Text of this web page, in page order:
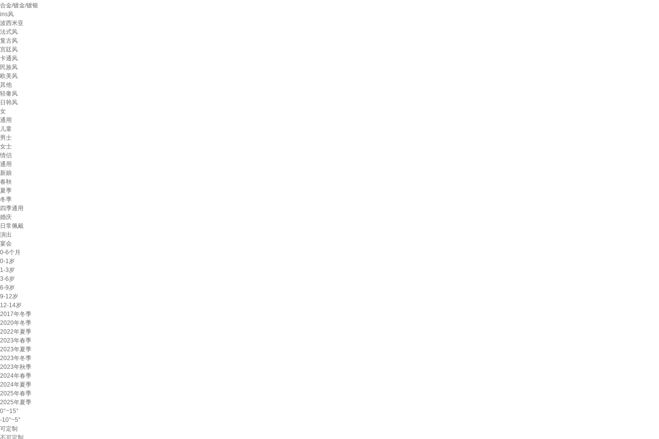
合金/镀金/镀银
ins风
波西米亚
法式风
复古风
宫廷风
卡通风
民族风
欧美风
其他
轻奢风
日韩风
女
通用
儿童
男士
女士
情侣
通用
新娘
春秋
夏季
冬季
四季通用
婚庆
日常佩戴
演出
宴会
0-6个月
0-1岁
1-3岁
3-6岁
6-9岁
9-12岁
12-14岁
2017年冬季
2020年冬季
2022年夏季
2023年春季
2023年夏季
2023年冬季
2023年秋季
2024年春季
2024年夏季
2025年春季
2025年夏季
0°~15°
-10°~5°
可定制
不可定制